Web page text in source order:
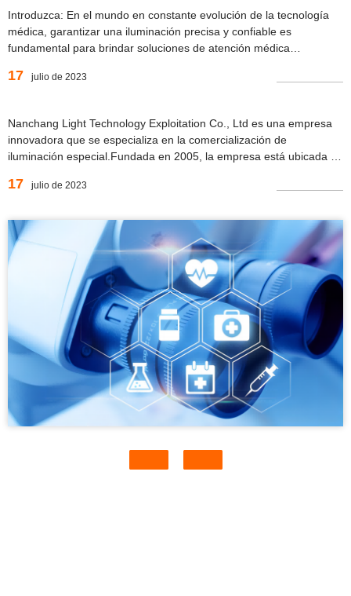
Introduzca: En el mundo en constante evolución de la tecnología
médica, garantizar una iluminación precisa y confiable es
fundamental para brindar soluciones de atención médica
vanguardia, especializándose en la producción y venta profesional
17 julio de 2023
Nanchang Light Technology Exploitation Co., Ltd es una empresa
innovadora que se especializa en la comercialización de
iluminación especial.Fundada en 2005, la empresa está ubicada en
de Nanchang en China.Con más de 17 años de experiencia en la
17 julio de 2023